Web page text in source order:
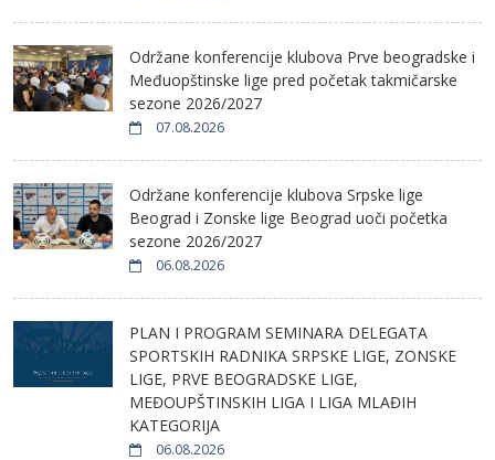
Održane konferencije klubova Prve beogradske i
Međuopštinske lige pred početak takmičarske
sezone 2026/2027
07.08.2026
Održane konferencije klubova Srpske lige
Beograd i Zonske lige Beograd uoči početka
sezone 2026/2027
06.08.2026
PLAN I PROGRAM SEMINARA DELEGATA
SPORTSKIH RADNIKA SRPSKE LIGE, ZONSKE
LIGE, PRVE BEOGRADSKE LIGE,
MEĐOUPŠTINSKIH LIGA I LIGA MLAĐIH
KATEGORIJA
06.08.2026